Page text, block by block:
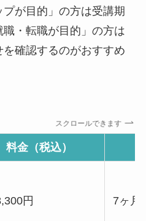
プが目的」の方は受講期
・転職が目的」の方は
確認するのがおすすめ
スクロールできます
料金（税込）
円 7ヶ月